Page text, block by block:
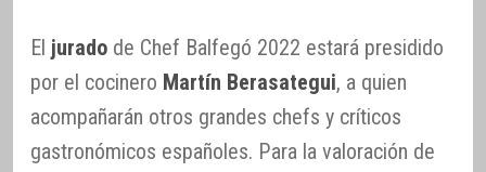
El jurado de Chef Balfegó 2022 estará presidido
por el cocinero Martín Berasategui, a quien
acompañarán otros grandes chefs y críticos
gastronómicos españoles. Para la valoración de